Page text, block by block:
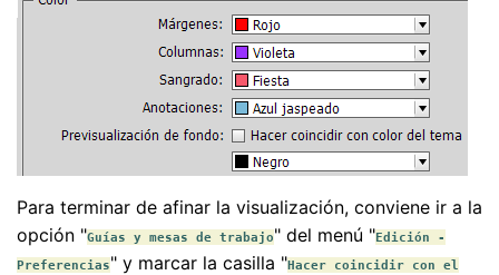
Para terminar de afinar la visualización, conviene ir a la
opción "Guías y mesas de trabajo" del menú "Edición -
Preferencias" y marcar la casilla "Hacer coincidir con el